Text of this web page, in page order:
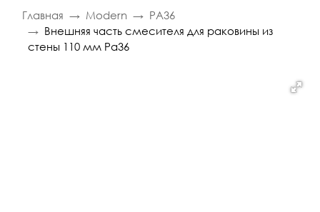
Главная Modern
PA36
Внешняя часть смесителя для раковины из
стены 110 мм Pa36